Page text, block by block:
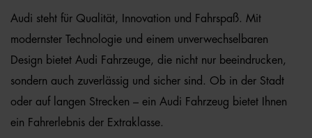
Audi steht für Qualität, Innovation und Fahrspaß. Mit
modernster Technologie und einem unverwechselbaren
Design bietet Audi Fahrzeuge, die nicht nur beeindrucken,
sondern auch zuverlässig und sicher sind. Ob in der Stadt
oder auf langen Strecken – ein Audi Fahrzeug bietet Ihnen
ein Fahrerlebnis der Extraklasse.